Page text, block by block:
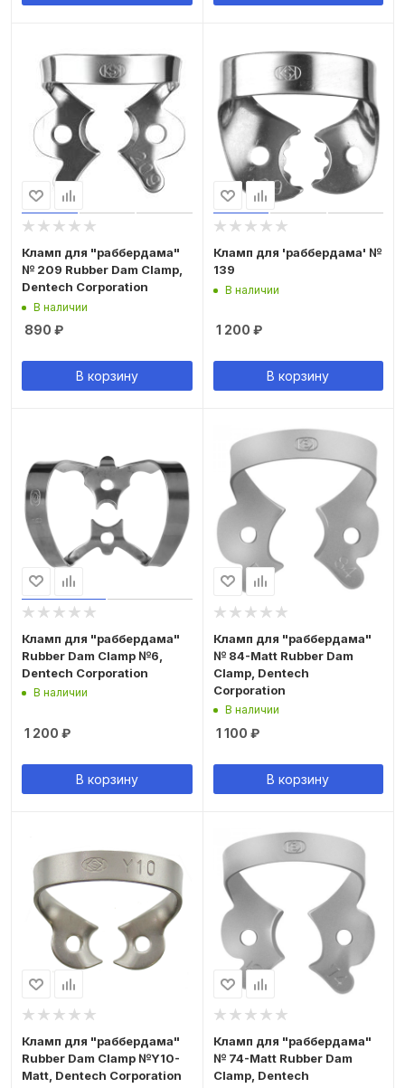
Кламп для "раббердама"
№ 209 Rubber Dam Clamp,
Dentech Corporation
В наличии
890 ₽
В корзину
Кламп для 'раббердама' №
139
В наличии
1 200 ₽
В корзину
Кламп для "раббердама"
Rubber Dam Clamp №6,
Dentech Corporation
В наличии
1 200 ₽
В корзину
Кламп для "раббердама"
№ 84-Matt Rubber Dam
Clamp, Dentech
Corporation
В наличии
1 100 ₽
В корзину
Кламп для "раббердама"
Rubber Dam Clamp №Y10-
Matt, Dentech Corporation
Кламп для "раббердама"
№ 74-Matt Rubber Dam
Clamp, Dentech